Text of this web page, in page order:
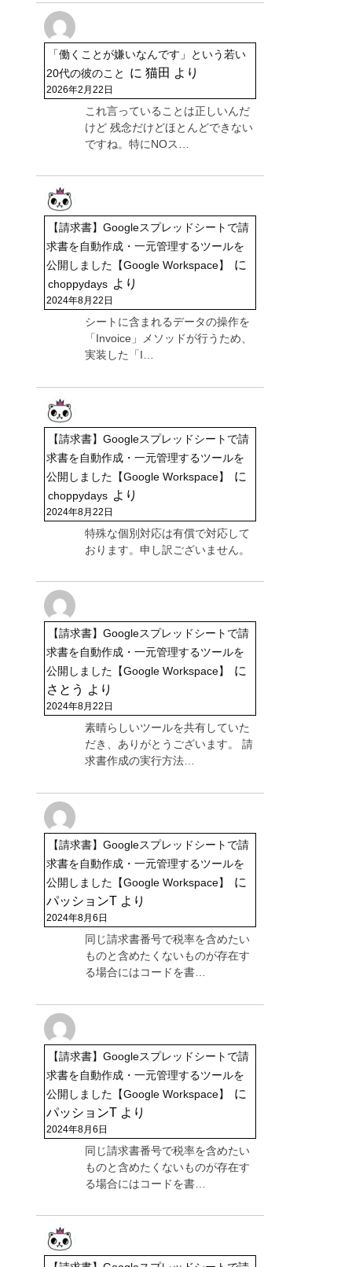
「働くことが嫌いなんです」という若い
20代の彼のこと
に 猫田 より
2026年2月22日
これ言っていることは正しいんだ
けど 残念だけどほとんどできない
ですね。特にNOス…
【請求書】Googleスプレッドシートで請
求書を自動作成・一元管理するツールを
公開しました【Google Workspace】
に
choppydays より
2024年8月22日
シートに含まれるデータの操作を
「Invoice」メソッドが行うため、
実装した「I…
【請求書】Googleスプレッドシートで請
求書を自動作成・一元管理するツールを
公開しました【Google Workspace】
に
choppydays より
2024年8月22日
特殊な個別対応は有償で対応して
おります。申し訳ございません。
【請求書】Googleスプレッドシートで請
求書を自動作成・一元管理するツールを
公開しました【Google Workspace】
に
さとう より
2024年8月22日
素晴らしいツールを共有していた
だき、ありがとうございます。 請
求書作成の実行方法…
【請求書】Googleスプレッドシートで請
求書を自動作成・一元管理するツールを
公開しました【Google Workspace】
に
パッションT より
2024年8月6日
同じ請求書番号で税率を含めたい
ものと含めたくないものが存在す
る場合にはコードを書…
【請求書】Googleスプレッドシートで請
求書を自動作成・一元管理するツールを
公開しました【Google Workspace】
に
パッションT より
2024年8月6日
同じ請求書番号で税率を含めたい
ものと含めたくないものが存在す
る場合にはコードを書…